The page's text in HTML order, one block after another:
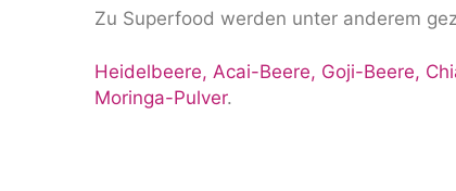
Zu Superfood werden unter anderem
Heidelbeere, Acai-Beere, Goji-Beere,
Moringa-Pulver.